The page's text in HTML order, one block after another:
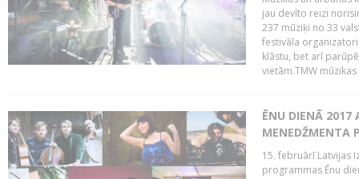
jau devīto reizi
237 mūziķi no 33
festivāla
klāstu, bet arī
vietām.TMW
ĒNU DIENĀ 2017
MENEDŽMENTA
15. februārī Latvijas
programmas Ēnu